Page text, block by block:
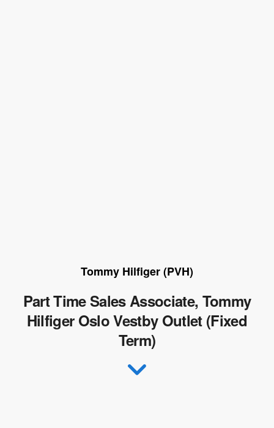
Tommy Hilfiger (PVH)
Part Time Sales Associate, Tommy
Hilfiger Oslo Vestby Outlet (Fixed
Term)